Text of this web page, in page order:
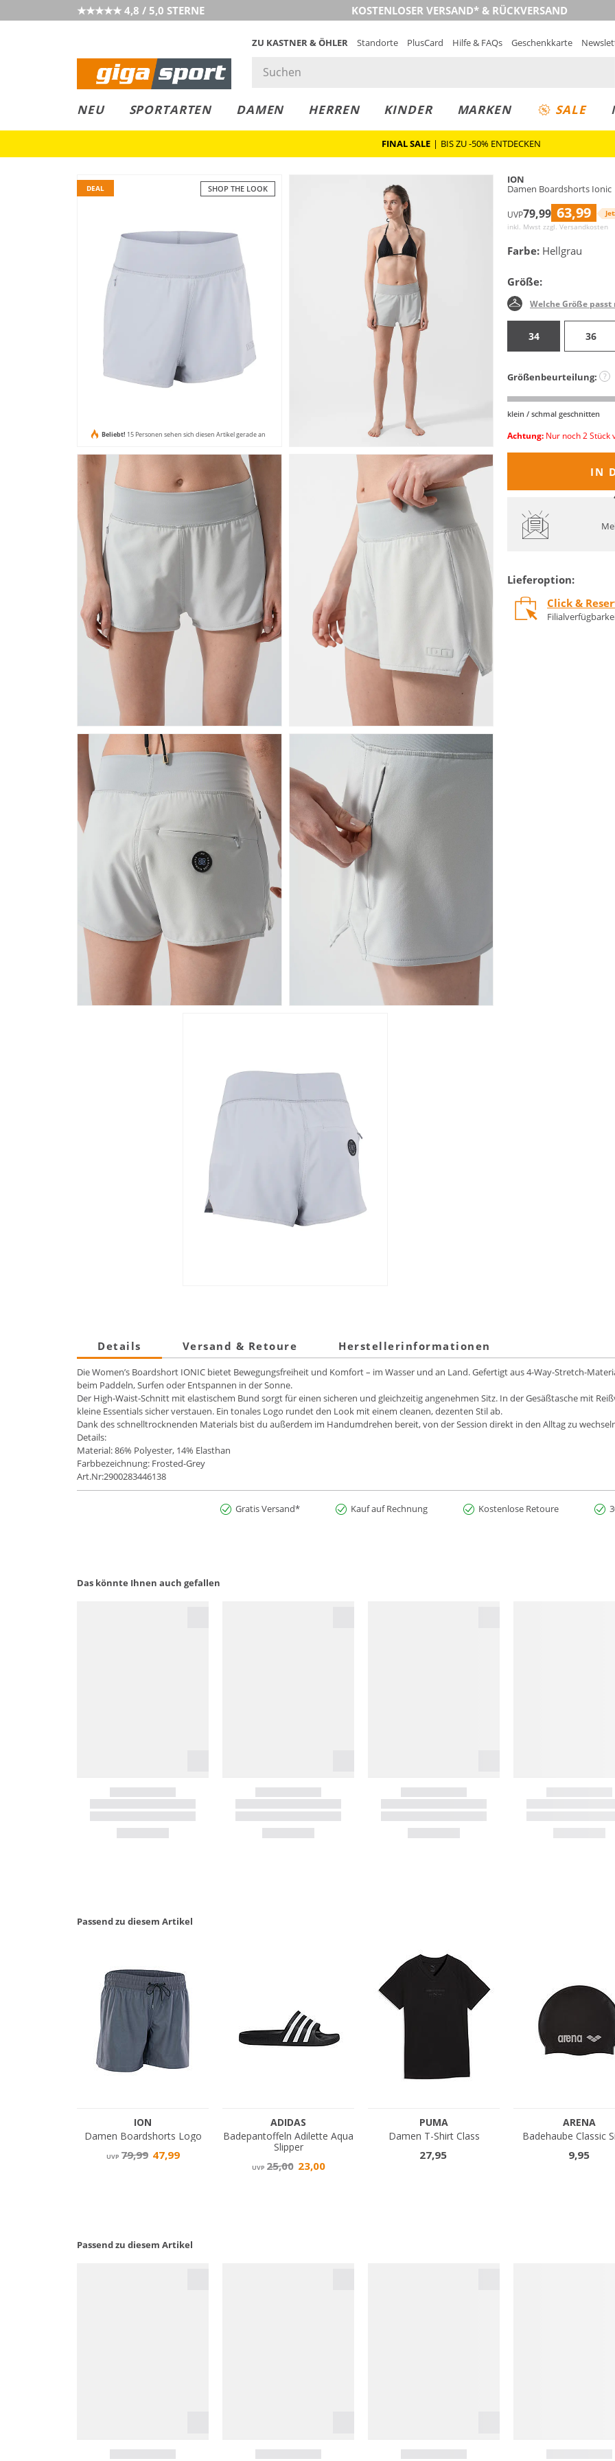
★★★★★ 4,8 / 5,0 STERNE KOSTENLOSER VERSAND* & RÜCKVERSAND
ZU KASTNER & ÖHLER Standorte PlusCard Hilfe & FAQs Geschenkkarte
NEU SPORTARTEN DAMEN HERREN KINDER MARKEN SALE
LEASING
COLLECT
RESERVE
FINAL SALE | BIS ZU -50% ENTDECKEN
SHOP THE LOOK
DEAL
Beliebt! 15 Personen sehen sich diesen Artikel gerade an
ION
Damen Boardshorts Ionic
UVP79,99 63,99
inkl. Mwst zzgl. Versandkosten
Farbe: Hellgrau
Größe:
Welche Größe passt
34 36
Größenbeurteilung: ?
klein / schmal geschnitten
Achtung: Nur noch 2 Stück
IN
Lieferoption:
Click &
Details Versand & Retoure Herstellerinformationen
Die Women’s Boardshort IONIC bietet Bewegungsfreiheit und Komfort – im Wasser und an Land. Gefertigt aus 4-Way-Stretch-
beim Paddeln, Surfen oder Entspannen in der Sonne.
Der High-Waist-Schnitt mit elastischem Bund sorgt für einen sicheren und gleichzeitig angenehmen Sitz. In der Gesäßtasche mit
kleine Essentials sicher verstauen. Ein tonales Logo rundet den Look mit einem cleanen, dezenten Stil ab.
Dank des schnelltrocknenden Materials bist du außerdem im Handumdrehen bereit, von der Session direkt in den Alltag zu
Details:
Material: 86% Polyester, 14% Elasthan
Farbbezeichnung: Frosted-Grey
Art.Nr:2900283446138
Gratis Versand* Kauf auf Rechnung Kostenlose Retoure
Das könnte Ihnen auch gefallen
Passend zu diesem Artikel
Passend zu diesem Artikel